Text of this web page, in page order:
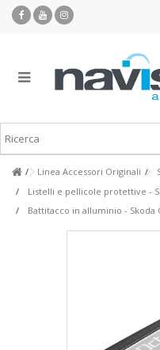
Linea Accessori Originali
Listelli e pellicole protettive -
Battitacco in alluminio - Skoda